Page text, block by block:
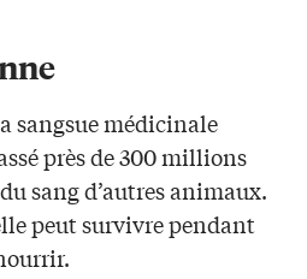
sangsue médicinale
près de 300 millions
sang d’autres animaux.
peut survivre pendant